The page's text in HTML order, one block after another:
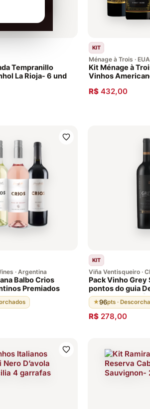
Tempranillo
La Rioja- 6 und
KIT
Ménage à Trois · EUA
Kit Ménage à
Vinhos
R$ 432,00
· Argentina
Balbo Crios
Premiados
KIT
Viña Ventisqueiro ·
Pack Vinho Grey
pontos do guia
100% do vinho é
barricas de
18 meses,
meses em garrafa.
★96pts ·
R$ 278,00